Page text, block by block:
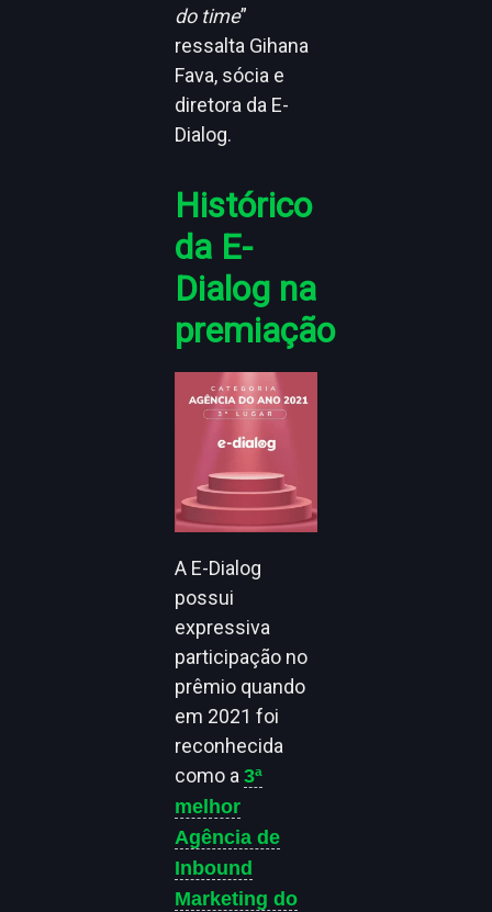
do time”
ressalta Gihana
Fava, sócia e
diretora da E-
Dialog.
Histórico
da E-
Dialog na
premiação
A E-Dialog
possui
expressiva
participação no
prêmio quando
em 2021 foi
reconhecida
como a3ª
melhor
Agência de
Inbound
Marketing do